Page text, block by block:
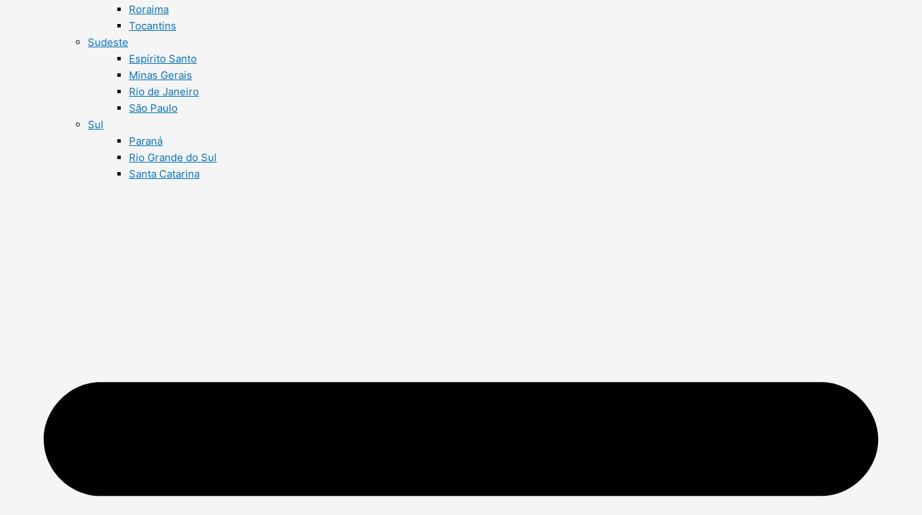
Roraima
Tocantins
Sudeste
Espírito Santo
Minas Gerais
Rio de Janeiro
São Paulo
Sul
Paraná
Rio Grande do Sul
Santa Catarina